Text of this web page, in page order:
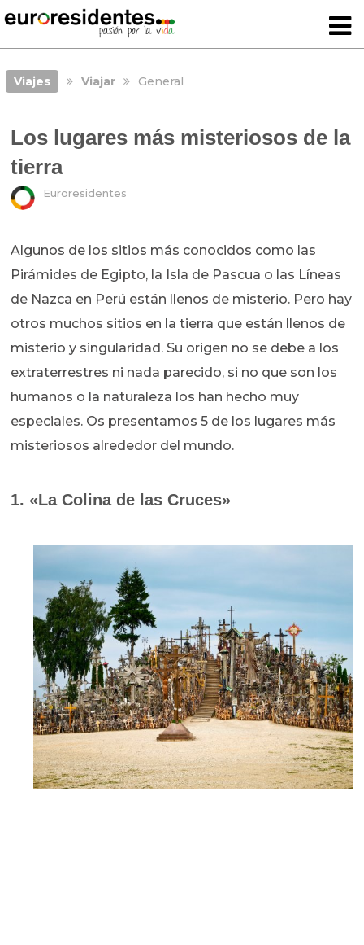
Viajes Viajar General
Los lugares más misteriosos de la
tierra
Euroresidentes
Algunos de los sitios más conocidos como las
Pirámides de Egipto, la Isla de Pascua o las Líneas
de Nazca en Perú están llenos de misterio. Pero hay
otros muchos sitios en la tierra que están llenos de
misterio y singularidad. Su origen no se debe a los
extraterrestres ni nada parecido, si no que son los
humanos o la naturaleza los han hecho muy
especiales. Os presentamos 5 de los lugares más
misteriosos alrededor del mundo.
1. «La Colina de las Cruces»